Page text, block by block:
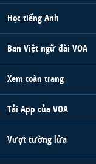
Học tiếng Anh
Ban Việt ngữ đài VOA
Xem toàn trang
Tải App của VOA
Vượt tường lửa